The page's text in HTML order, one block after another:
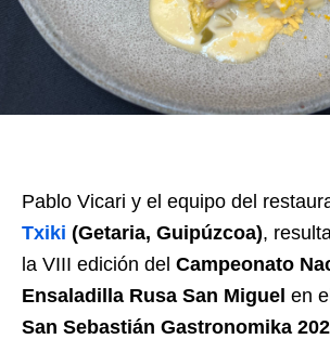
Pablo Vicari y el equipo del
Txiki (Getaria, Guipúzcoa),
la VIII edición del Campeonato
Ensaladilla Rusa San Miguel en el
San Sebastián Gastronomika